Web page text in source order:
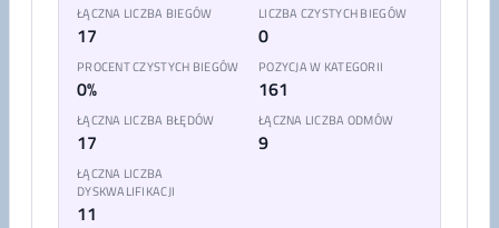
ŁĄCZNA LICZBA BIEGÓW
17
LICZBA CZYSTYCH BIEGÓW
0
PROCENT CZYSTYCH BIEGÓW
0%
POZYCJA W KATEGORII
161
ŁĄCZNA LICZBA BŁĘDÓW
17
ŁĄCZNA LICZBA ODMÓW
9
ŁĄCZNA LICZBA
DYSKWALIFIKACJI
11